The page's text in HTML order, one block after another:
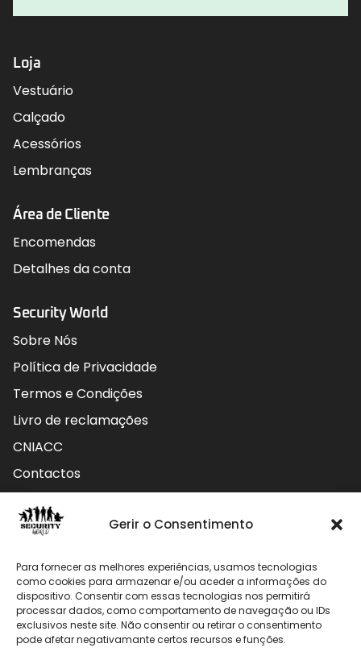
Gerir o Consentimento
Para fornecer as melhores experiências, usamos tecnologias
como cookies para armazenar e/ou aceder a informações do
dispositivo. Consentir com essas tecnologias nos permitirá
processar dados, como comportamento de navegação ou IDs
exclusivos neste site. Não consentir ou retirar o consentimento
pode afetar negativamante certos recursos e funções.
Loja
Vestuário
Calçado
Acessórios
Lembranças
Área de Cliente
Encomendas
Detalhes da conta
Security World
Sobre Nós
Política de Privacidade
Termos e Condições
Livro de reclamações
CNIACC
Contactos
Contactos
912 009 740 (Chamada para rede móvel nacional)
geral@securityworld.pt